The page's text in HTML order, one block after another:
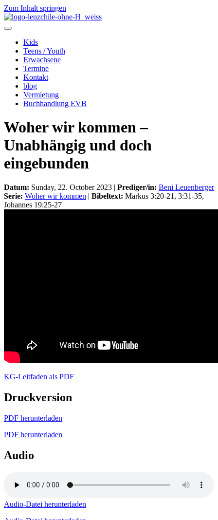
Zum Inhalt springen
Kids
Teens / Youth
Erwachsene
Termine
Kontakt
blog
Vermietung
Buchhandlung EVB
Woher wir kommen –
Unabhängig und doch
eingebunden
Datum: Sunday, 22. October 2023 | Prediger/in: Beni Leuenberger
Serie: Woher wir kommen | Bibeltext: Markus 3:20-21, 3:31-35,
Johannes 19:25-27
KG-Leitfaden als PDF
Druckversion
PDF herunterladen
PDF herunterladen
Audio
Audio-Datei herunterladen